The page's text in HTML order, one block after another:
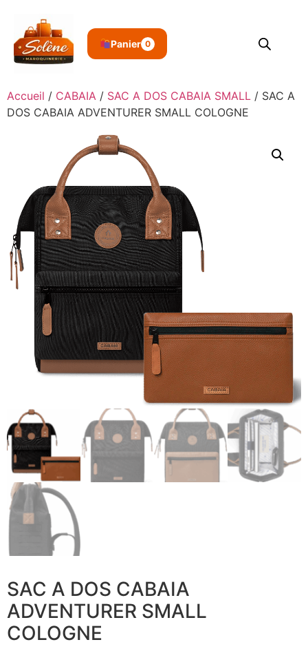
Panier 0
Accueil / CABAIA / SAC A DOS CABAIA SMALL / SAC A
DOS CABAIA ADVENTURER SMALL COLOGNE
SAC A DOS CABAIA
ADVENTURER SMALL
COLOGNE